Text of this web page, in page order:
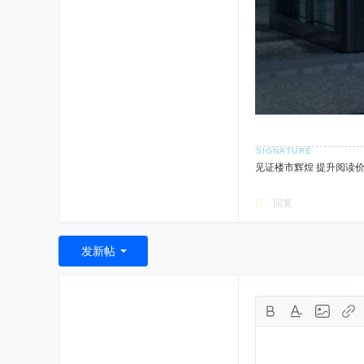
见证楼市辉煌 提升阅读
回复
发新帖